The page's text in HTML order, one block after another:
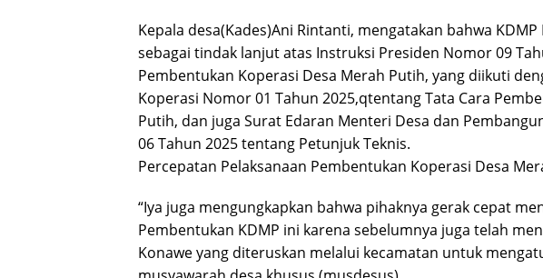
Kepala desa(Kades)Ani Rintanti, mengatakan bahwa
sebagai tindak lanjut atas Instruksi Presiden Nomor 09
Pembentukan Koperasi Desa Merah Putih, yang diikuti
Koperasi Nomor 01 Tahun 2025,qtentang Tata Cara
Putih, dan juga Surat Edaran Menteri Desa dan
06 Tahun 2025 tentang Petunjuk Teknis.
Percepatan Pelaksanaan Pembentukan Koperasi Desa
“Iya juga mengungkapkan bahwa pihaknya gerak cepat
Pembentukan KDMP ini karena sebelumnya juga telah
Konawe yang diteruskan melalui kecamatan untuk